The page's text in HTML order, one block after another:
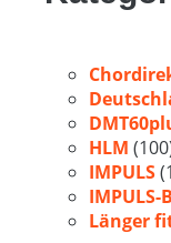
HLM
IMPULS
IMPULS-
Länger